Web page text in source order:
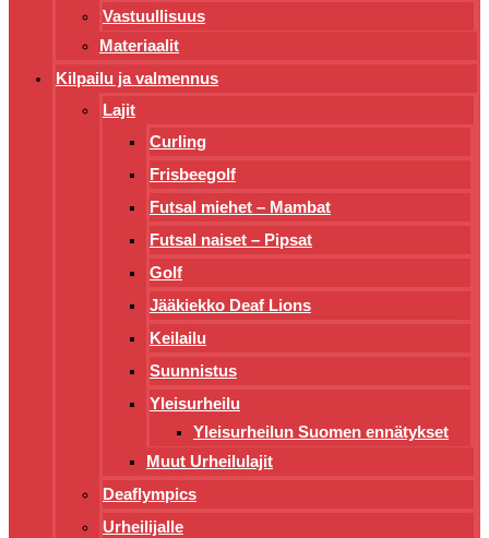
Vastuullisuus
Materiaalit
Kilpailu ja valmennus
Lajit
Curling
Frisbeegolf
Futsal miehet – Mambat
Futsal naiset – Pipsat
Golf
Jääkiekko Deaf Lions
Keilailu
Suunnistus
Yleisurheilu
Yleisurheilun Suomen ennätykset
Muut Urheilulajit
Deaflympics
Urheilijalle